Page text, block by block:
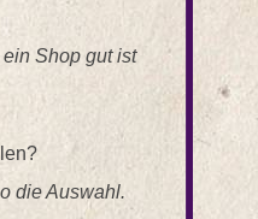
Shop gut ist
die Auswahl.